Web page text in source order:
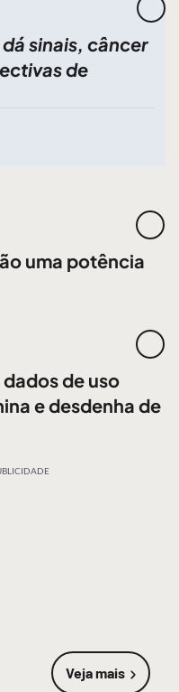
sinais, câncer
de
uma potência
de uso
e desdenha de
Veja mais
sobre